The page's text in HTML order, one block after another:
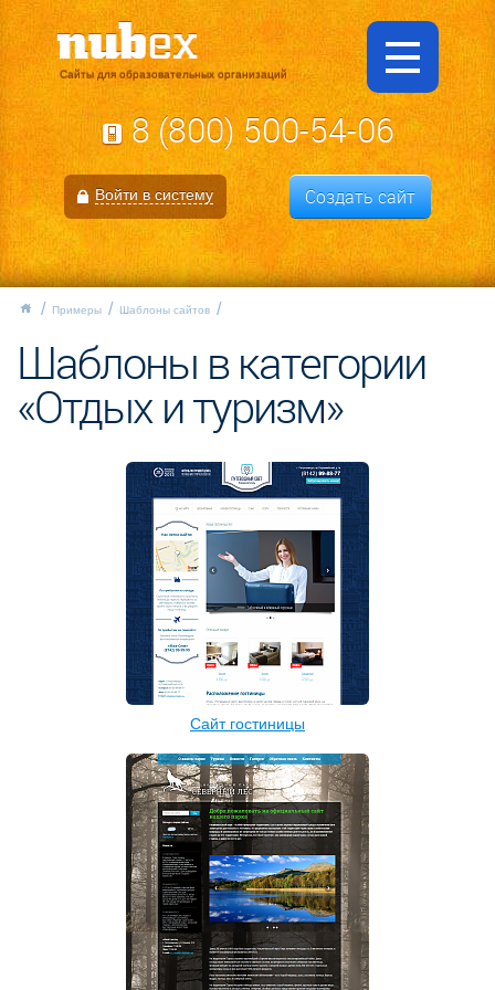
Сайты для образовательных организаций
8 (800) 500-54-06
Войти в систему Создать сайт
Примеры Шаблоны сайтов
Шаблоны в категории
«Отдых и туризм»
Сайт гостиницы